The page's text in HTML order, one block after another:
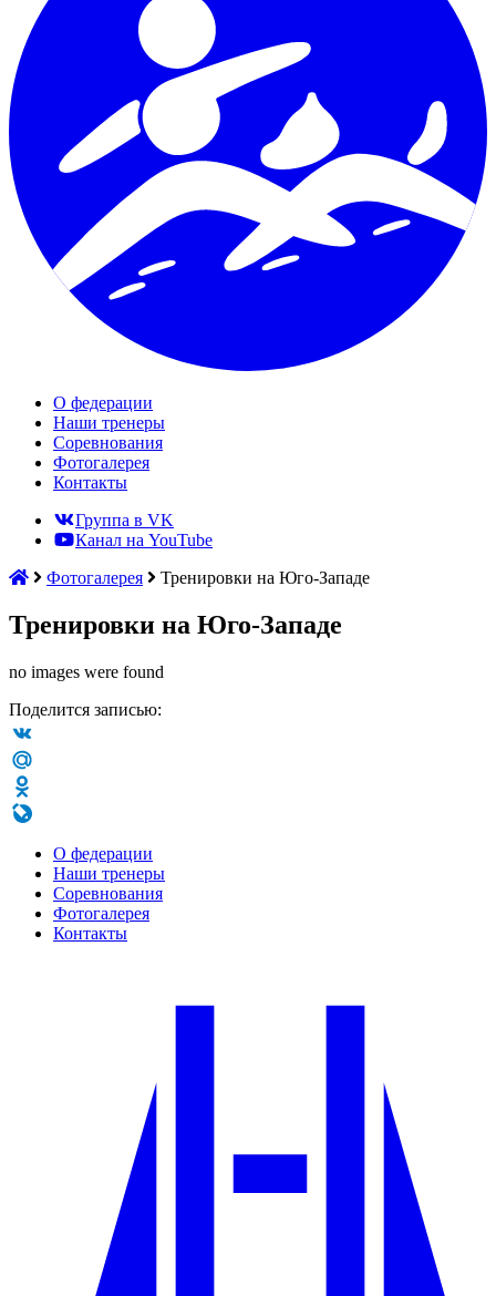
О федерации
Наши тренеры
Соревнования
Фотогалерея
Контакты
Группа в VK
Канал на YouTube
Фотогалерея
Тренировки на Юго-Западе
Тренировки на Юго-Западе
no images were found
Поделится записью:
VK
Mail.Ru
Odnoklassniki
О федерации
Наши тренеры
Соревнования
Фотогалерея
Контакты